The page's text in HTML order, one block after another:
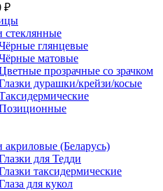
₽
стеклянные
глянцевые
матовые
прозрачные со зрачком
дурашки/крейзи/косые
акриловые (Беларусь)
для Тедди
таксидермические
для кукол